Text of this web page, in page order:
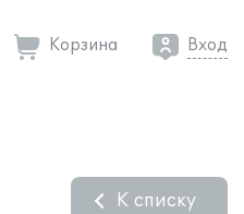
Корзина Вход
К списку